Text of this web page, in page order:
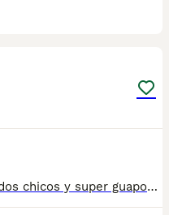
Preciososp maltipzo bien coloridos chicos y super guapos padres de 2 kilos mu7 chioca ...para mas información llámame al 615080706